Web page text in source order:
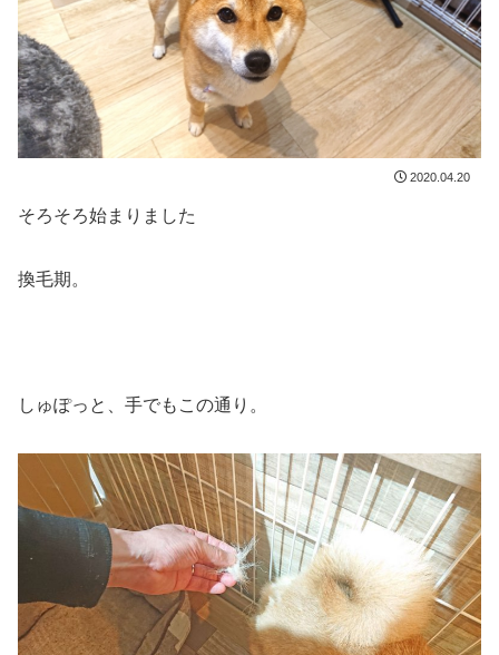
2020.04.20
そろそろ始まりました
換毛期。
しゅぽっと、手でもこの通り。